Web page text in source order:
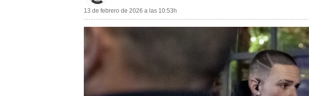
13 de febrero de 2026 a las 10:53h